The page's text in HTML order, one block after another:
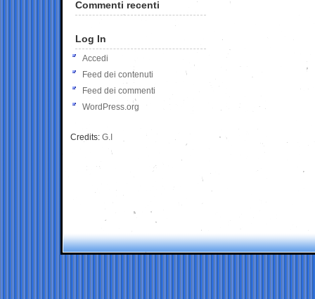
Commenti recenti
Log In
Accedi
Feed dei contenuti
Feed dei commenti
WordPress.org
Credits: G.I